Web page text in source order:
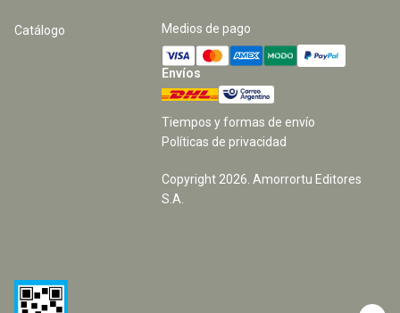
Catálogo Medios de pago
Envíos
Tiempos y formas de envío
Políticas de privacidad
Copyright2026. Amorrortu Editores
S.A.